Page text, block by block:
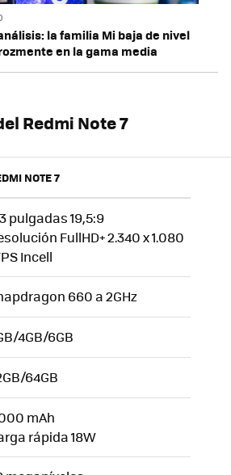
la familia Mi baja de nivel
en la gama media
Redmi Note 7
NOTE 7
pulgadas 19,5:9
FullHD+ 2.340 x 1.080
Incell
660 a 2GHz
4GB/6GB
64GB
mAh
rápida 18W